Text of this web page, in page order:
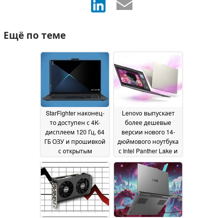
Ещё по теме
StarFighter наконец-
то доступен с 4K-
дисплеем 120 Гц, 64
ГБ ОЗУ и прошивкой
с открытым
08
May 2026
Lenovo выпускает
более дешевые
версии нового 14-
дюймового ноутбука
с Intel Panther Lake и
08 May 2026